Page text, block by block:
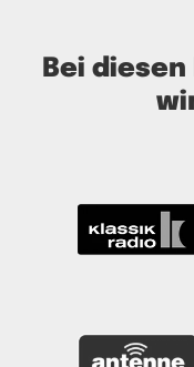
Bei